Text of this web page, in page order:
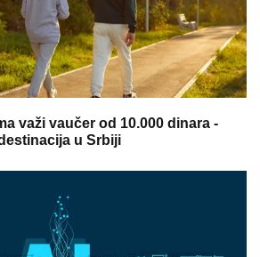
važi vaučer od 10.000 dinara -
u Srbiji